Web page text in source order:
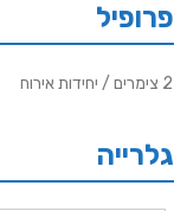
פרופיל
2 צימרים / יחידות אירוח
גלרייה